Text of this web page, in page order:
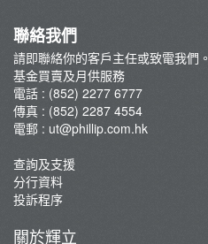
聯絡我們
請即聯絡你的客戶主任或致電我們。
基金買賣及月供服務
電話 : (852) 2277 6777
傳真 : (852) 2287 4554
電郵 : ut@phillip.com.hk
查詢及支援
分行資料
投訴程序
關於輝立